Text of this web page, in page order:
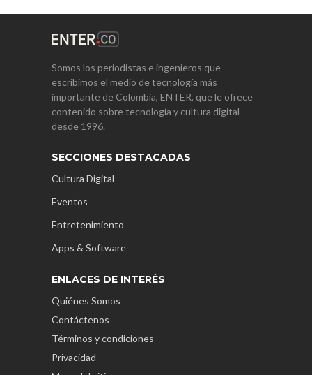
Somos los periodistas e ingenieros que
escribimos el medio de tecnología más
importante de Colombia, ENTER, que le ofrece
contenido sobre tecnología y cultura digital
desde 1996.
SECCIONES DESTACADAS
Cultura Digital
Eventos
Entretenimiento
Apps & Software
ENLACES DE INTERÉS
Quiénes Somos
Contáctenos
Términos y condiciones
Privacidad